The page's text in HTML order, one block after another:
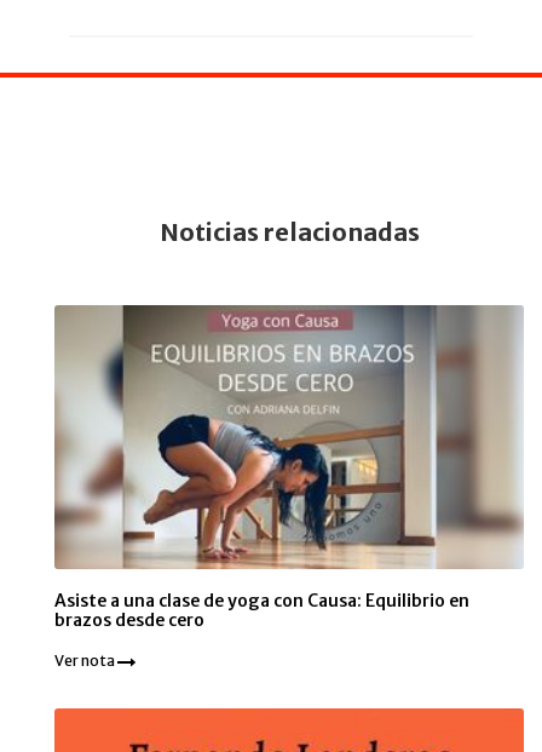
Noticias relacionadas
Asiste a una clase de yoga con Causa: Equilibrio en
brazos desde cero
Ver nota